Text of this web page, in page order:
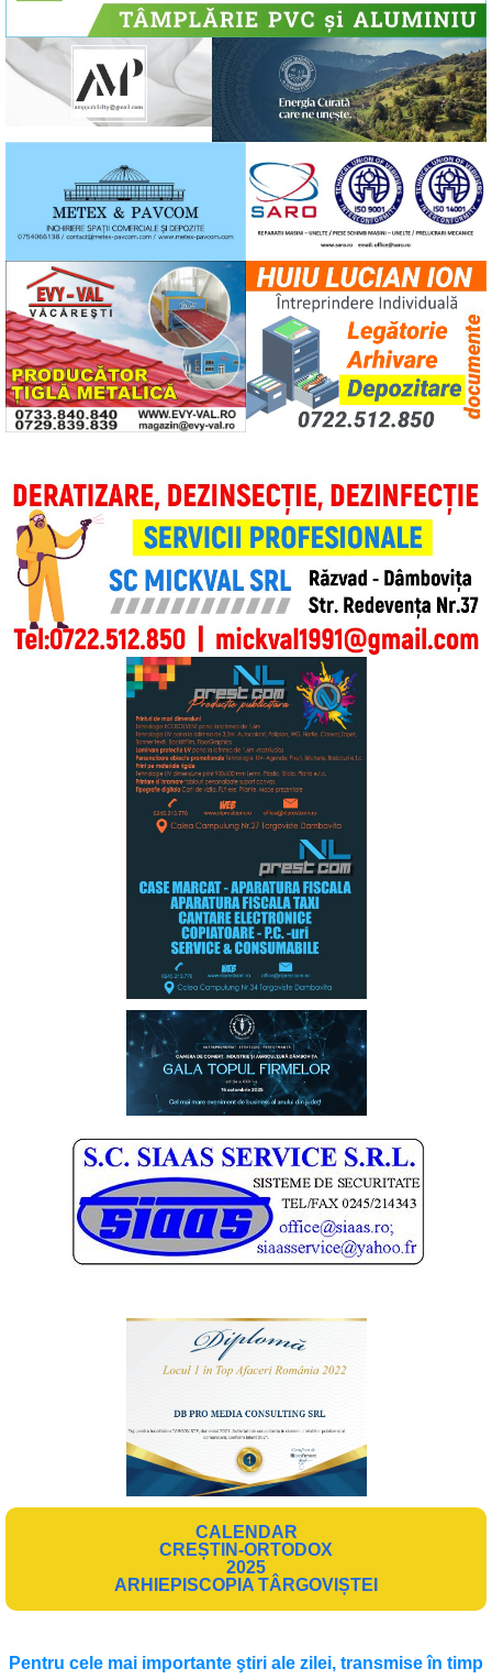
CALENDAR
CREȘTIN-ORTODOX
2025
ARHIEPISCOPIA TÂRGOVIȘTEI
Pentru cele mai importante ştiri ale zilei, transmise în timp